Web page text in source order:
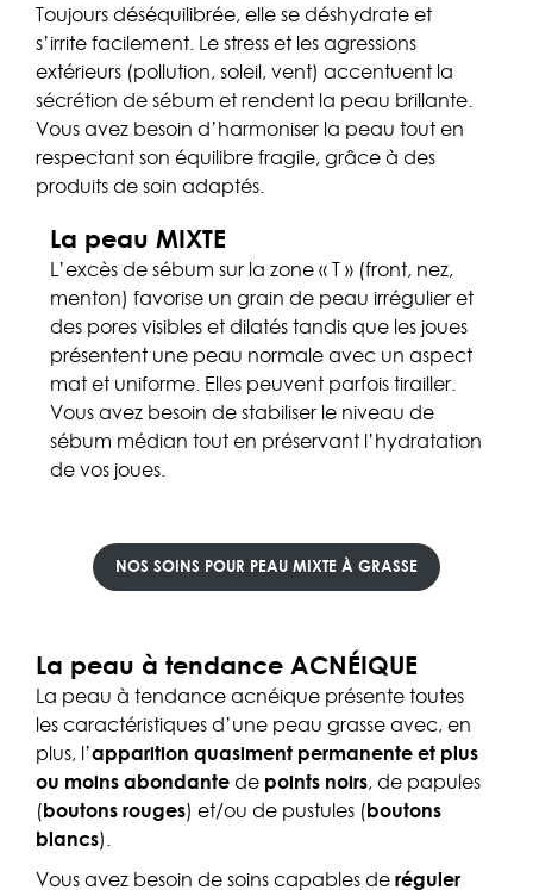
Toujours déséquilibrée, elle se déshydrate et
s’irrite facilement. Le stress et les agressions
extérieurs (pollution, soleil, vent) accentuent la
sécrétion de sébum et rendent la peau brillante.
Vous avez besoin d’harmoniser la peau tout en
respectant son équilibre fragile, grâce à des
produits de soin adaptés.
La peau MIXTE
L’excès de sébum sur la zone « T » (front, nez,
menton) favorise un grain de peau irrégulier et
des pores visibles et dilatés tandis que les joues
présentent une peau normale avec un aspect
mat et uniforme. Elles peuvent parfois tirailler.
Vous avez besoin de stabiliser le niveau de
sébum médian tout en préservant l’hydratation
de vos joues.
NOS SOINS POUR PEAU MIXTE À GRASSE
La peau à tendance ACNÉIQUE
La peau à tendance acnéique présente toutes
les caractéristiques d’une peau grasse avec, en
plus, l’apparition quasiment permanente et plus
ou moins abondante de points noirs, de papules
(boutons rouges) et/ou de pustules (boutons
blancs).
Vous avez besoin de soins capables de réguler